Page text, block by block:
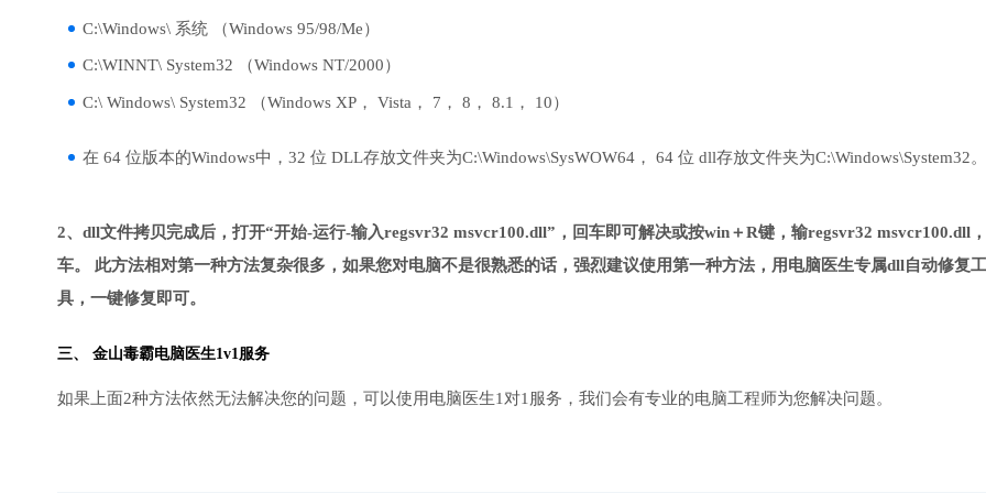
C:\Windows\ 系统 （Windows 95/98/Me）
C:\WINNT\ System32 （Windows NT/2000）
C:\ Windows\ System32 （Windows XP， Vista， 7， 8， 8.1， 10）
在 64 位版本的Windows中，32 位 DLL存放文件夹为C:\Windows\SysWOW64， 64 位 dll存放文件夹为C:\Windows\System32。
2、dll文件拷贝完成后，打开“开始-运行-输入regsvr32 msvcr100.dll”，回车即可解决或按win＋R键，输regsvr32 msvcr100.dll
车。 此方法相对第一种方法复杂很多，如果您对电脑不是很熟悉的话，强烈建议使用第一种方法，用电脑医生专属dll自动修复工
具，一键修复即可。
三、 金山毒霸电脑医生1v1服务
如果上面2种方法依然无法解决您的问题，可以使用电脑医生1对1服务，我们会有专业的电脑工程师为您解决问题。